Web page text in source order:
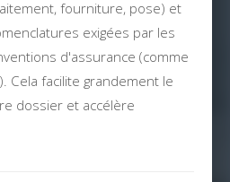
fourniture, pose) et
exigées par les
d'assurance (comme
Cela facilite grandement le
dossier et accélère